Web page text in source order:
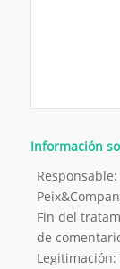
Información
Fin del
de